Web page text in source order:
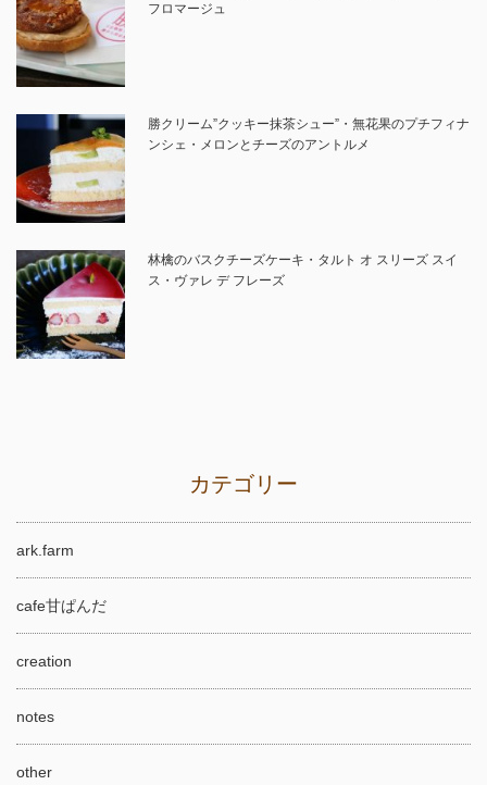
フロマージュ
勝クリーム”クッキー抹茶シュー”・無花果のプチフィナ
ンシェ・メロンとチーズのアントルメ
林檎のバスクチーズケーキ・タルト オ スリーズ スイ
ス・ヴァレ デ フレーズ
カテゴリー
ark.farm
cafe甘ぱんだ
creation
notes
other